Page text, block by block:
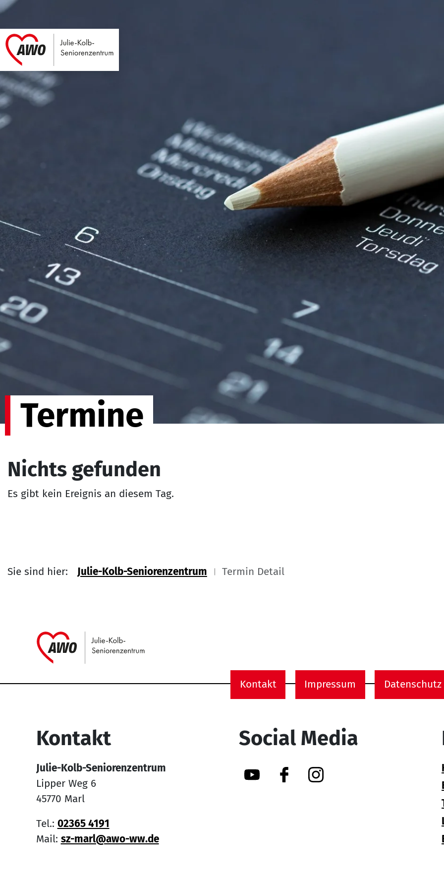
Julie-Kolb-Seniorenzentrum | Termin
Termine
Nichts gefunden
Es gibt kein Ereignis an diesem Tag.
Sie sind hier: Julie-Kolb-Seniorenzentrum Termin Detail
Service Informationen
Kontakt Impressum Datenschutz
Kontakt
Julie-Kolb-Seniorenzentrum
Lipper Weg 6
45770 Marl
Tel.: 02365 4191
Mail: sz-marl@awo-ww.de
Social Media
YouTube FacebookInstagram